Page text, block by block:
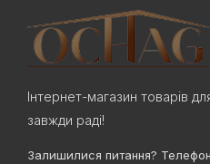
Інтернет-магазин товарів
завжди раді!
Залишилися питання?